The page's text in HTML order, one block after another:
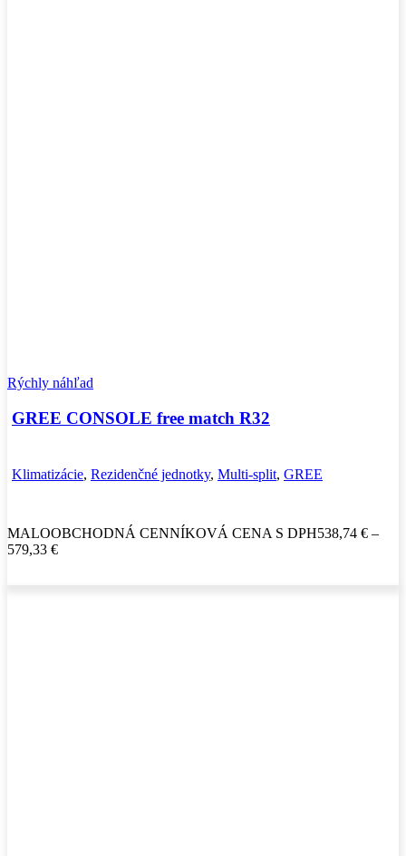
Rýchly náhľad
GREE CONSOLE free match R32
Klimatizácie, Rezidenčné jednotky, Multi-split, GREE
MALOOBCHODNÁ CENNÍKOVÁ CENA S DPH538,74 € –
579,33 €